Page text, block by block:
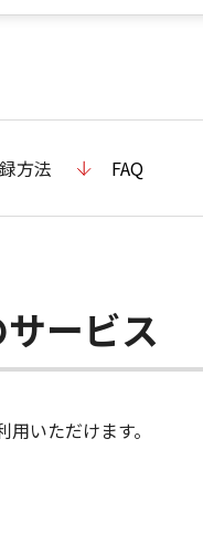
方法 FAQ
ービス
いただけます。